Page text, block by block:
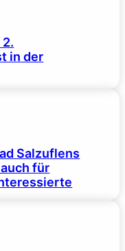
in der
Salzuflens
für